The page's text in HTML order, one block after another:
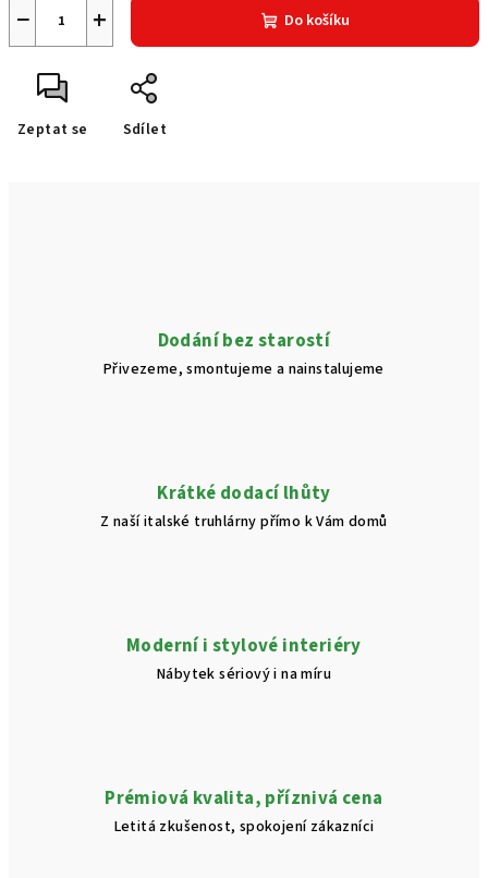
+
− Do košíku
Zeptat se Sdílet
Dodání bez starostí
Přivezeme, smontujeme a nainstalujeme
Krátké dodací lhůty
Z naší italské truhlárny přímo k Vám domů
Moderní i stylové interiéry
Nábytek sériový i na míru
Prémiová kvalita, příznivá cena
Letitá zkušenost, spokojení zákazníci